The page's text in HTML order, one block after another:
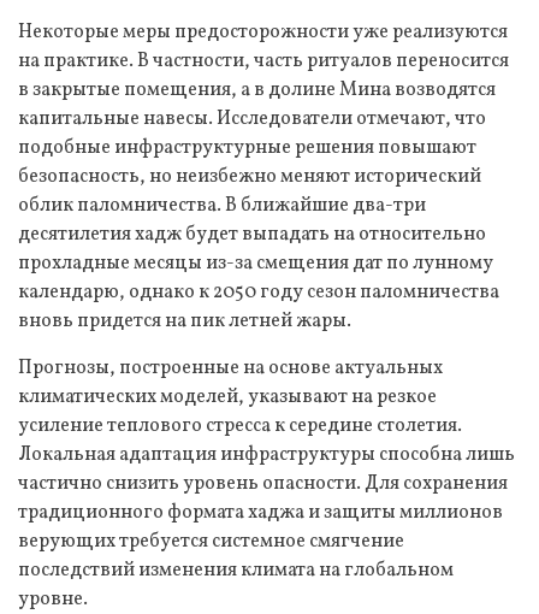
Некоторые меры предосторожности уже реализуются
на практике. В частности, часть ритуалов переносится
в закрытые помещения, а в долине Мина возводятся
капитальные навесы. Исследователи отмечают, что
подобные инфраструктурные решения повышают
безопасность, но неизбежно меняют исторический
облик паломничества. В ближайшие два-три
десятилетия хадж будет выпадать на относительно
прохладные месяцы из-за смещения дат по лунному
календарю, однако к 2050 году сезон паломничества
вновь придется на пик летней жары.
Прогнозы, построенные на основе актуальных
климатических моделей, указывают на резкое
усиление теплового стресса к середине столетия.
Локальная адаптация инфраструктуры способна лишь
частично снизить уровень опасности. Для сохранения
традиционного формата хаджа и защиты миллионов
верующих требуется системное смягчение
последствий изменения климата на глобальном
уровне.